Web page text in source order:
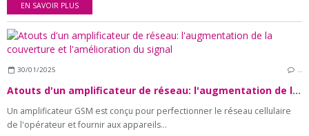
EN SAVOIR PLUS
30/01/2025 …
Atouts d'un amplificateur de réseau: l'augmentation de la couverture et l'amélioration du signal
Un amplificateur GSM est conçu pour perfectionner le réseau cellulaire
de l'opérateur et fournir aux appareils...